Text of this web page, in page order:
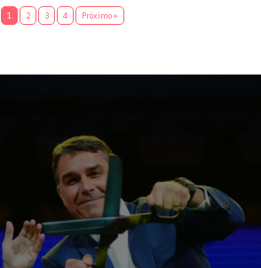
1 2 3 4 Próximo »